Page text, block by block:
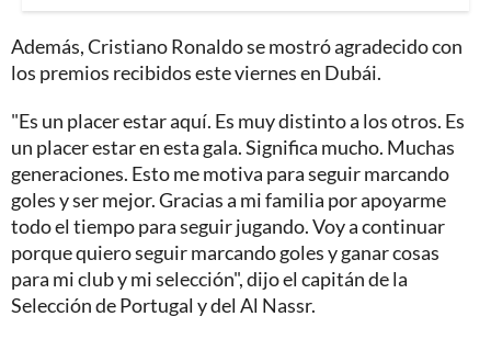
Además, Cristiano Ronaldo se mostró agradecido con
los premios recibidos este viernes en Dubái.
"Es un placer estar aquí. Es muy distinto a los otros. Es
un placer estar en esta gala. Significa mucho. Muchas
generaciones. Esto me motiva para seguir marcando
goles y ser mejor. Gracias a mi familia por apoyarme
todo el tiempo para seguir jugando. Voy a continuar
porque quiero seguir marcando goles y ganar cosas
para mi club y mi selección", dijo el capitán de la
Selección de Portugal y del Al Nassr.